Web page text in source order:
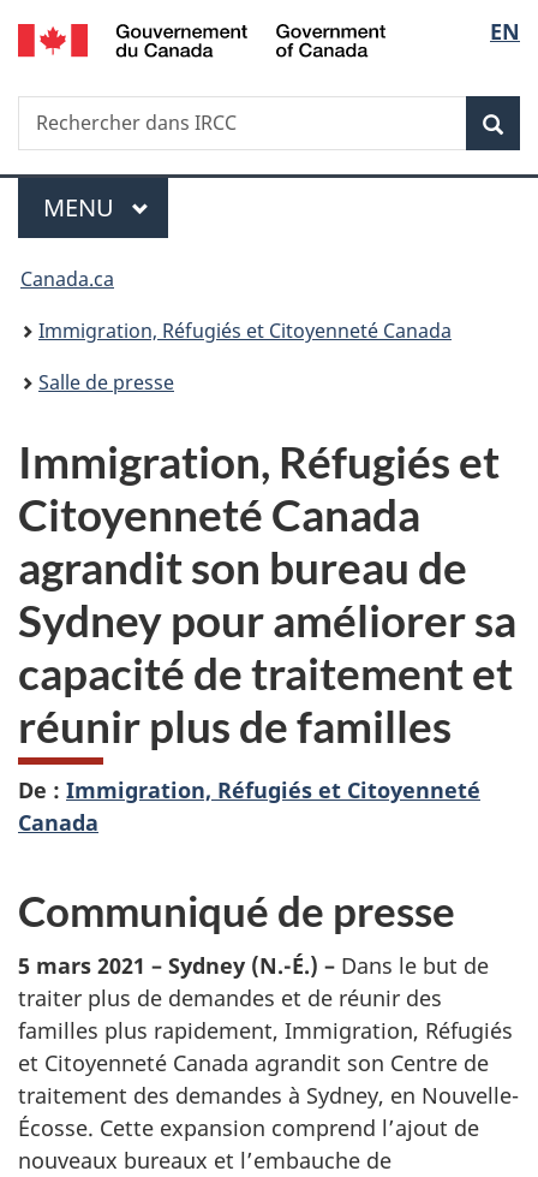
Passer
au
Passer
à
du
Passer
à
simplifiée
de
la
EN
Recherche
Rechercher
dans
Menu
MENU PRINCIPAL
Vous
êtes
ici :
Canada.ca
Immigration, Réfugiés et Citoyenneté Canada
Salle de presse
Immigration, Réfugiés et
Citoyenneté Canada
agrandit son bureau de
Sydney pour améliorer sa
capacité de traitement et
réunir plus de familles
De : Immigration, Réfugiés et Citoyenneté
Canada
Communiqué de presse
5 mars 2021 – Sydney (N.-É.) – Dans le but de
traiter plus de demandes et de réunir des
familles plus rapidement, Immigration, Réfugiés
et Citoyenneté Canada agrandit son Centre de
traitement des demandes à Sydney, en Nouvelle-
Écosse. Cette expansion comprend l’ajout de
nouveaux bureaux et l’embauche de